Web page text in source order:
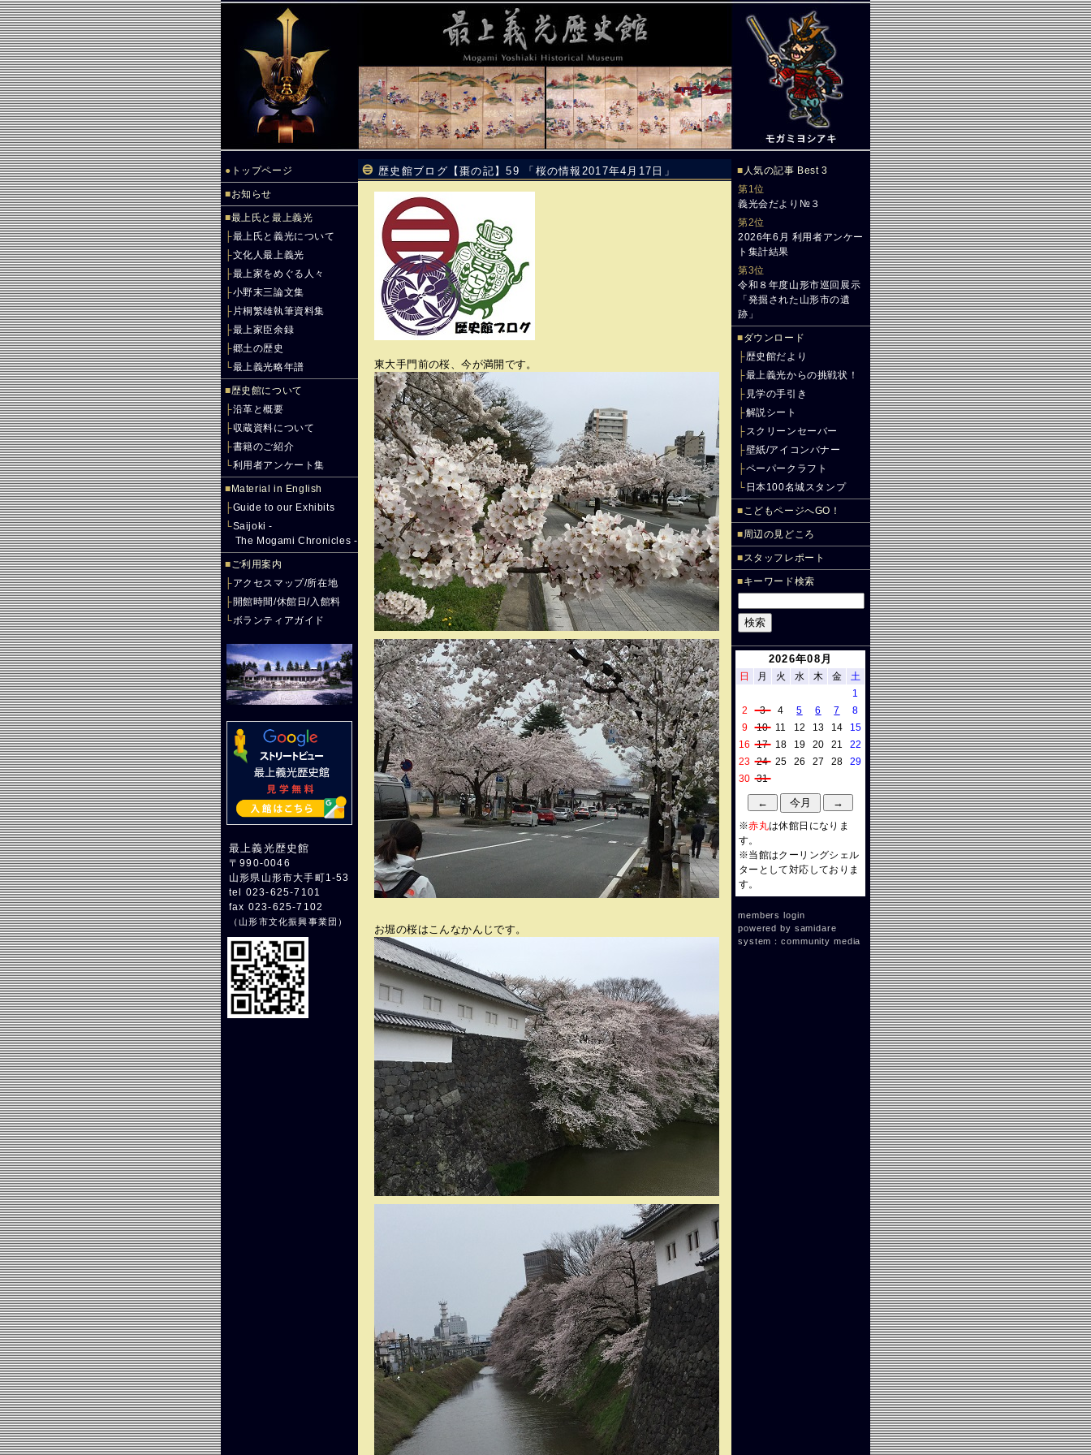
● トップページ
■お知らせ
■最上氏と最上義光
├最上氏と義光について
├文化人最上義光
├最上家をめぐる人々
├小野末三論文集
├ 片桐繁雄執筆資料集
├最上家臣余録
├郷土の歴史
└最上義光略年譜
■歴史館について
├沿革と概要
├収蔵資料について
├書籍のご紹介
└利用者アンケート集
■ Material in English
├Guide to our Exhibits
└Saijoki -
The Mogami Chronicles -
■ご利用案内
├アクセスマップ/所在地
├開館時間/休館日/入館料
└ボランティアガイド
最上義光歴史館
〒990-0046
山形県山形市大手町1-53
tel 023-625-7101
fax 023-625-7102
（山形市文化振興事業団 ）
歴史館ブログ【棗の記】59 「桜の情報2017年4月17日」
東大手門前の桜、今が満開です。
お堀の桜はこんなかんじです。
■ 人気の記事 Best 3
第1位
義光会だより№３
第2位
2026年6月 利用者アンケー
ト集計結果
第3位
令和８年度山形市巡回展示
「発掘された山形市の遺
跡」
■ダウンロード
├歴史館だより
├最上義光からの挑戦状！
├ 見学の手引き
├解説シート
├スクリーンセーバー
├壁紙/アイコンバナー
├ペーパークラフト
└ 日本100名城スタンプ
■こどもページへGO！
■周辺の見どころ
■スタッフレポート
■キーワード検索
2026年08月
日 月 火 水 木 金
土
1
2
3 4 5 6 7
8
9
10 11 12 13 14
15
16
17 18 19 20 21
22
23 24 25 26 27 28
29
30 31
※赤丸は休館日になりま
す。
※当館はクーリングシェル
ターとして対応しておりま
す。
members login
powered by samidare
system：community media